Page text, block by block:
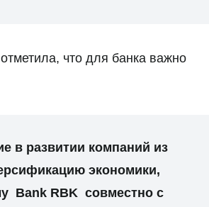
что для банка важно
в развитии компаний из
экономики,
Bank RBK совместно с